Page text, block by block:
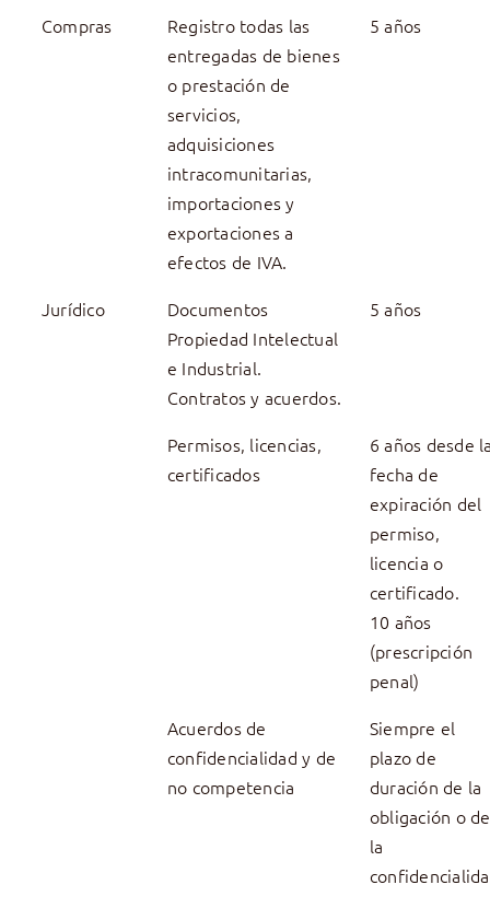
Compras
Registro todas las
entregadas de bienes
o prestación de
servicios,
adquisiciones
intracomunitarias,
importaciones y
exportaciones a
efectos de IVA.
5 años
Jurídico
Documentos
Propiedad Intelectual
e Industrial.
Contratos y acuerdos.
5 años
Permisos, licencias,
certificados
6 años desde
fecha de
expiración del
permiso,
licencia o
certificado.
10 años
(prescripción
penal)
Acuerdos de
confidencialidad y de
no competencia
Siempre el
plazo de
duración de la
obligación o de
la